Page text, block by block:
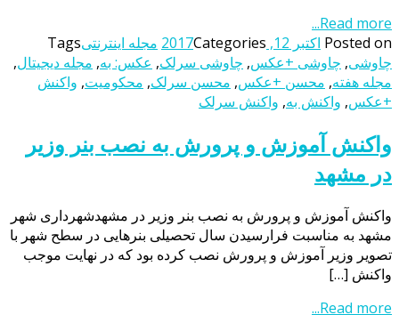
Read more...
Posted on اکتبر 12, 2017 Categories مجله اینترنتیTags
چاوشی, چاوشی +عکس, چاوشی سرلک, عکس: به, مجله دیجیتال,
مجله هفته, محسن +عکس, محسن سرلک, محکومیت, واکنش
+عکس, واکنش به, واکنش سرلک
واکنش آموزش و پرورش به نصب بنر وزیر
در مشهد
واکنش آموزش و پرورش به نصب بنر وزیر در مشهدشهرداری شهر
مشهد به مناسبت فرارسیدن سال تحصیلی بنر‌هایی در سطح شهر با
تصویر وزیر آموزش و پرورش نصب کرده بود که در نهایت موجب
واکنش […]
Read more...